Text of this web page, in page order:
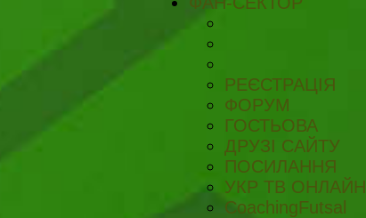
РЕЄСТРАЦІЯ
ФОРУМ
ГОСТЬОВА
ДРУЗІ САЙТУ
ПОСИЛАННЯ
УКР ТВ ОНЛАЙН
CoachingFutsal